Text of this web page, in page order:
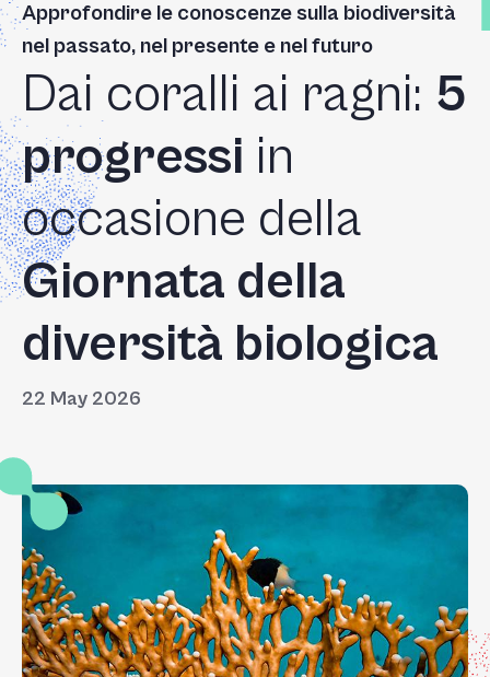
di
pane
Approfondire le conoscenze sulla biodiversità
nel passato, nel presente e nel futuro
Dai coralli ai ragni: 5
progressi in
occasione della
Giornata della
diversità biologica
22 May 2026